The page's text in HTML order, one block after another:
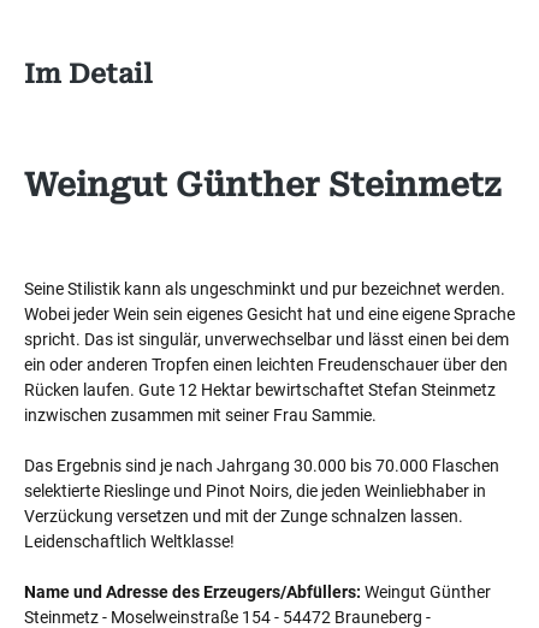
Im Detail
Weingut Günther Steinmetz
Seine Stilistik kann als ungeschminkt und pur bezeichnet werden.
Wobei jeder Wein sein eigenes Gesicht hat und eine eigene Sprache
spricht. Das ist singulär, unverwechselbar und lässt einen bei dem
ein oder anderen Tropfen einen leichten Freudenschauer über den
Rücken laufen. Gute 12 Hektar bewirtschaftet Stefan Steinmetz
inzwischen zusammen mit seiner Frau Sammie.
Das Ergebnis sind je nach Jahrgang 30.000 bis 70.000 Flaschen
selektierte Rieslinge und Pinot Noirs, die jeden Weinliebhaber in
Verzückung versetzen und mit der Zunge schnalzen lassen.
Leidenschaftlich Weltklasse!
Name und Adresse des Erzeugers/Abfüllers: Weingut Günther
Steinmetz - Moselweinstraße 154 - 54472 Brauneberg -